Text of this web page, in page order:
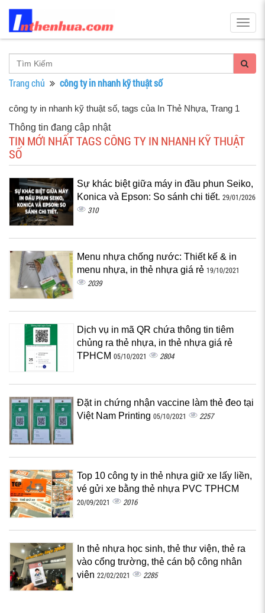
Trang chủ công ty in nhanh kỹ thuật số
công ty in nhanh kỹ thuật số, tags của In Thẻ Nhựa, Trang 1
Thông tin đang cập nhật
TIN MỚI NHẤT TAGS CÔNG TY IN NHANH KỸ THUẬT
SỐ
Sự khác biệt giữa máy in đầu phun Seiko,
Konica và Epson: So sánh chi tiết. 29/01/2026
310
Menu nhựa chống nước: Thiết kế & in
menu nhựa, in thẻ nhựa giá rẻ 19/10/2021
2039
Dịch vụ in mã QR chứa thông tin tiêm
chủng ra thẻ nhựa, in thẻ nhựa giá rẻ
TPHCM 05/10/2021 2804
Đặt in chứng nhận vaccine làm thẻ đeo tại
Việt Nam Printing 05/10/2021 2257
Top 10 công ty in thẻ nhựa giữ xe lấy liền,
vé gửi xe bằng thẻ nhựa PVC TPHCM
20/09/2021 2016
In thẻ nhựa học sinh, thẻ thư viện, thẻ ra
vào cổng trường, thẻ cán bộ công nhân
viên 22/02/2021 2285